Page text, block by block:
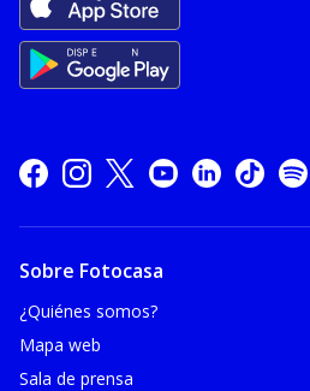
Sobre Fotocasa
¿Quiénes somos?
Mapa web
Sala de prensa